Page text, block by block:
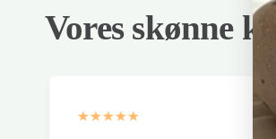
Vores skønne